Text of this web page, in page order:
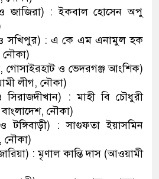
জাজিরা) : ইকবাল হোসেন অপু
সখিপুর) : এ কে এম এনামুল হক
নৌকা)
গোসাইরহাট ও ভেদরগঞ্জ আংশিক)
লীগ, নৌকা)
সিরাজদীখান) : মাহী বি চৌধুরী
নৌকা)
টঙ্গিবাড়ী) : সাগুফতা ইয়াসমিন
নৌকা)
: মৃণাল কান্তি দাস (আওয়ামী